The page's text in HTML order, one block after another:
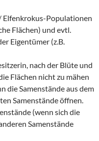
Elfenkrokus-Populationen
Flächen) und evtl.
Eigentümer (z.B.
nach der Blüte und
Flächen nicht zu mähen
die Samenstände aus dem
Samenstände öffnen.
(wenn sich die
Samenstände